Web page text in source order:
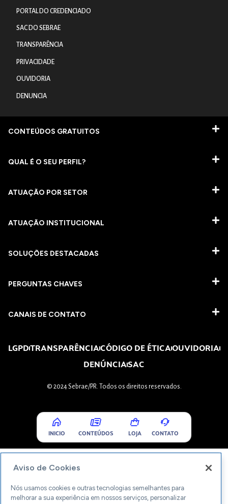
PORTAL DO CREDENCIADO
SAC DO SEBRAE
TRANSPARÊNCIA
PRIVACIDADE
OUVIDORIA
DENUNCIA
CONTEÚDOS GRATUITOS
QUAL É O SEU PERFIL?
ATUAÇÃO POR SETOR
ATUAÇÃO INSTITUCIONAL
SOLUÇÕES DESTACADAS
PERGUNTAS CHAVES​
CANAIS DE CONTATO
LGPDTRANSPARÊNCIACÓDIGO DE ÉTICAOUVIDORIA
DENÚNCIASAC
© 2024 Sebrae/PR. Todos os direitos reservados.
INICIO CONTEÚDOS LOJA CONTATO
Aviso de Cookies
Nós usamos cookies e outras tecnologias semelhantes para
melhorar a sua experiência em nossos serviços, personalizar